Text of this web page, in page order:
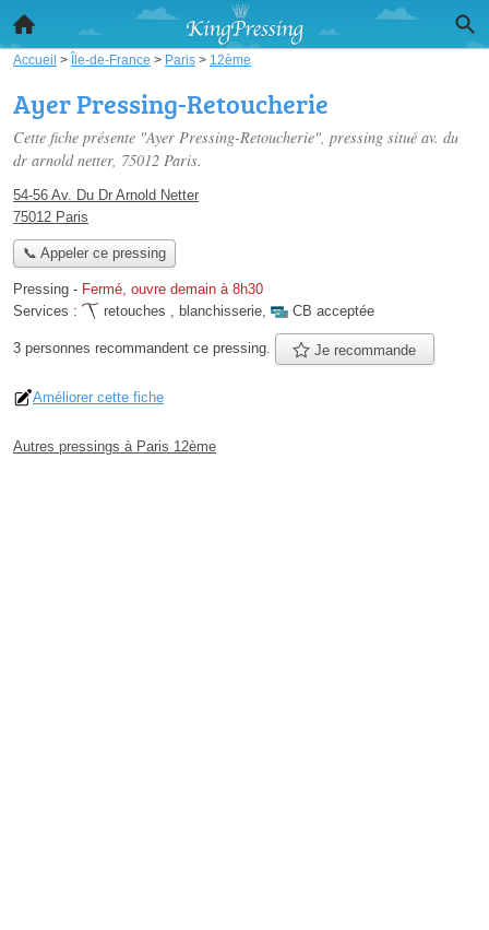
Accueil > Île-de-France > Paris > 12ème
Ayer Pressing-Retoucherie
Cette fiche présente "Ayer Pressing-Retoucherie", pressing situé av. du
dr arnold netter, 75012 Paris.
54-56 Av. Du Dr Arnold Netter
75012 Paris
📞 Appeler ce pressing
Pressing - Fermé, ouvre demain à 8h30
Services :
retouches , blanchisserie, CB acceptée
3 personnes recommandent ce pressing. Je recommande
Améliorer cette fiche
Autres pressings à Paris 12ème